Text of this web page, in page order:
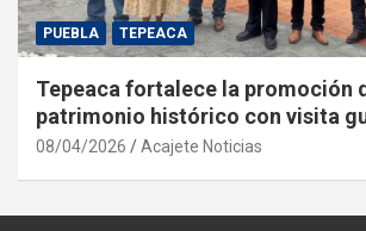
PUEBLA TEPEACA
Tepeaca fortalece la promoción
patrimonio histórico con visita
08/04/2026 Acajete Noticias